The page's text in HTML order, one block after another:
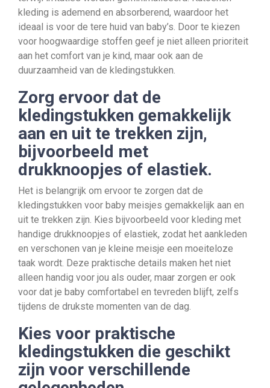
kleding is ademend en absorberend, waardoor het
ideaal is voor de tere huid van baby’s. Door te kiezen
voor hoogwaardige stoffen geef je niet alleen prioriteit
aan het comfort van je kind, maar ook aan de
duurzaamheid van de kledingstukken.
Zorg ervoor dat de
kledingstukken gemakkelijk
aan en uit te trekken zijn,
bijvoorbeeld met
drukknoopjes of elastiek.
Het is belangrijk om ervoor te zorgen dat de
kledingstukken voor baby meisjes gemakkelijk aan en
uit te trekken zijn. Kies bijvoorbeeld voor kleding met
handige drukknoopjes of elastiek, zodat het aankleden
en verschonen van je kleine meisje een moeiteloze
taak wordt. Deze praktische details maken het niet
alleen handig voor jou als ouder, maar zorgen er ook
voor dat je baby comfortabel en tevreden blijft, zelfs
tijdens de drukste momenten van de dag.
Kies voor praktische
kledingstukken die geschikt
zijn voor verschillende